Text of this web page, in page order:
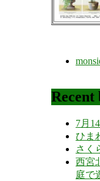
Recent
7月
ひま
さく
西宮
庭で